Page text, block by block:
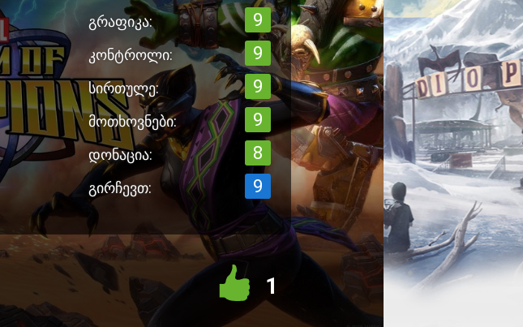
1
გრაფიკა: 9
კონტროლი: 9
სირთულე: 9
მოთხოვნები: 9
დონაცია: 8
გირჩევთ: 9